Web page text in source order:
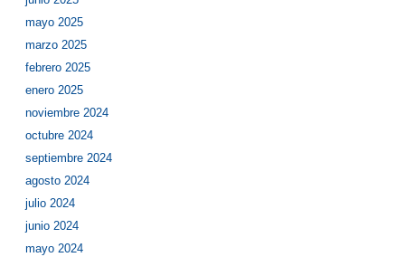
mayo 2025
marzo 2025
febrero 2025
enero 2025
noviembre 2024
octubre 2024
septiembre 2024
agosto 2024
julio 2024
junio 2024
mayo 2024